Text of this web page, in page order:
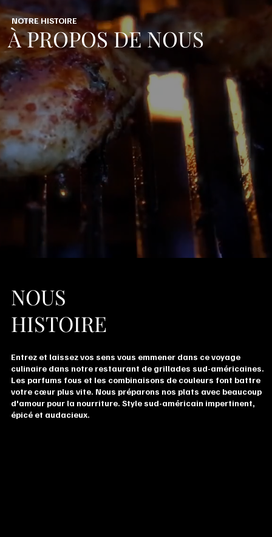
NOTRE HISTOIRE
À PROPOS DE NOUS
NOUS
HISTOIRE
Entrez et laissez vos sens vous emmener dans ce voyage
culinaire dans notre restaurant de grillades sud-américaines.
Les parfums fous et les combinaisons de couleurs font battre
votre cœur plus vite. Nous préparons nos plats avec beaucoup
d'amour pour la nourriture. Style sud-américain impertinent,
épicé et audacieux.